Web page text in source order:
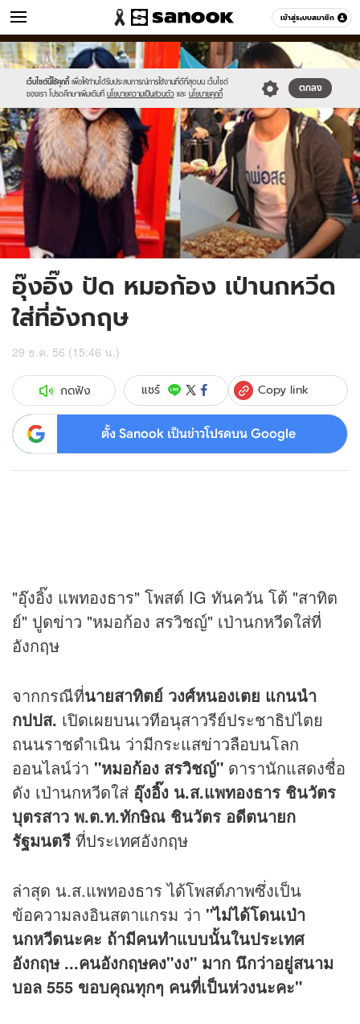
เข้าสู่ระบบสมาชิก
ข่าว หมวดอื่นๆ
เว็บไซต์นี้ใช้คุกกี้ เพื่อให้ท่านได้รับประสบการณ์การใช้งานที่ดีที่สุดบน เว็บไซต์
ของเรา โปรดศึกษาเพิ่มเติมที่ นโยบายความเป็นส่วนตัว และ นโยบายคุกกี้
ตกลง
Sanook
//s.isanook.com/sr/0/images/logo-
new-
sanook.png
600
60
//s.isanook.com/ns/0/ud/278/1392124/9.jpg
อุ๊งอิ๊ง ปัด หมอก้อง เป่านกหวีด
ใส่ที่อังกฤษ
29 ธ.ค. 56 (15:46 น.)
กดฟัง แชร์ Copy link
ตั้ง Sanook เป็นข่าวโปรดบน Google
"อุ๊งอิ๊ง แพทองธาร" โพสต์ IG ทันควัน โต้ "สาทิต
ย์" ปูดข่าว "หมอก้อง สรวิชญ์" เป่านกหวีดใส่ที่
อังกฤษ
จากกรณีที่นายสาทิตย์ วงศ์หนองเตย แกนนำ
กปปส. เปิดเผยบนเวทีอนุสาวรีย์ประชาธิปไตย
ถนนราชดำเนิน ว่ามีกระแสข่าวลือบนโลก
ออนไลน์ว่า "หมอก้อง สรวิชญ์" ดารานักแสดงชื่อ
ดัง เป่านกหวีดใส่ อุ๊งอิ๊ง น.ส.แพทองธาร ชินวัตร
บุตรสาว พ.ต.ท.ทักษิณ ชินวัตร อดีตนายก
รัฐมนตรี ที่ประเทศอังกฤษ
ล่าสุด น.ส.แพทองธาร ได้โพสต์ภาพซึ่งเป็น
ข้อความลงอินสตาแกรม ว่า "ไม่ได้โดนเป่า
นกหวีดนะคะ ถ้ามีคนทำแบบนั้นในประเทศ
อังกฤษ ...คนอังกฤษคง"งง" มาก นึกว่าอยู่สนาม
บอล 555 ขอบคุณทุกๆ คนที่เป็นห่วงนะคะ"